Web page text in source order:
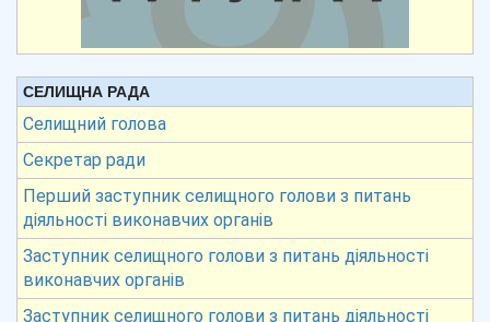
СЕЛИЩНА РАДА
Селищний голова
Секретар ради
Перший заступник селищного голови з питань
діяльності виконавчих органів
Заступник селищного голови з питань діяльності
виконавчих органів
Заступник селищного голови з питань діяльності